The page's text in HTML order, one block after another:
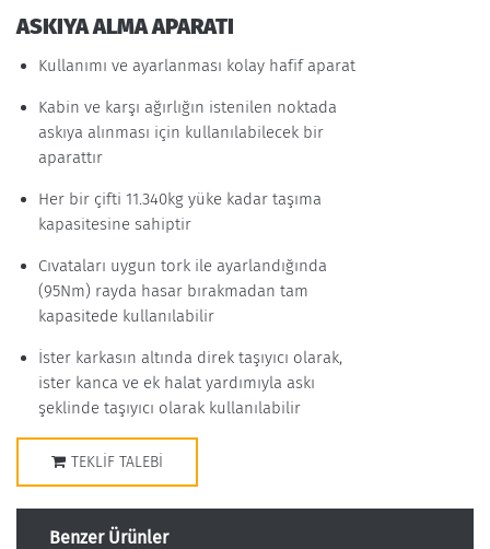
ASKIYA ALMA APARATI
Kullanımı ve ayarlanması kolay hafif aparat
Kabin ve karşı ağırlığın istenilen noktada
askıya alınması için kullanılabilecek bir
aparattır
Her bir çifti 11.340kg yüke kadar taşıma
kapasitesine sahiptir
Cıvataları uygun tork ile ayarlandığında
(95Nm) rayda hasar bırakmadan tam
kapasitede kullanılabilir
İster karkasın altında direk taşıyıcı olarak,
ister kanca ve ek halat yardımıyla askı
şeklinde taşıyıcı olarak kullanılabilir
TEKLIF TALEBI
Benzer Ürünler